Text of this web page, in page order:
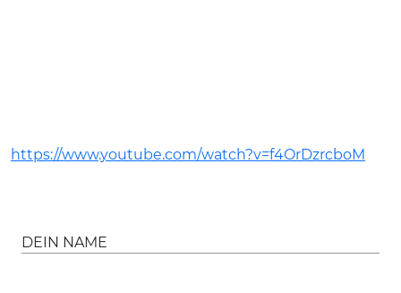
https://www.youtube.com/watch?v=f4OrDzrcboM
DEIN NAME